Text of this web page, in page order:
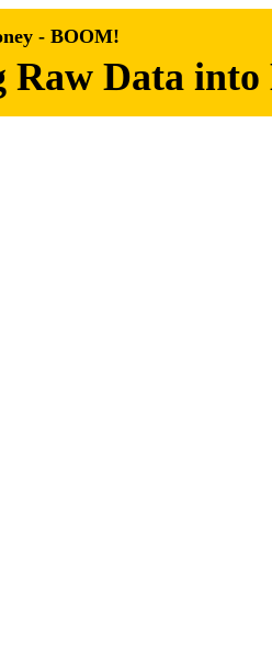
- BOOM!
Data into